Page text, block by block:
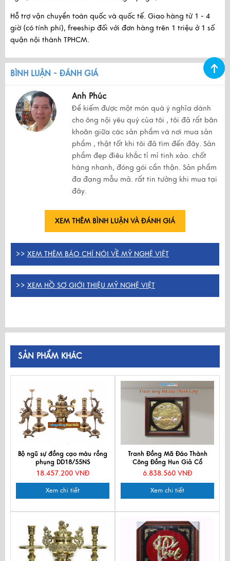
Hỗ trợ vận chuyển toàn quốc và quốc tế. Giao hàng từ 1 - 4
giờ (có tính phí), freeship đối với đơn hàng trên 1 triệu ở 1 số
quận nội thành TPHCM.
BÌNH LUẬN - ĐÁNH GIÁ
Anh Phúc
Để kiếm được một món quà ý nghĩa dành
cho ông nội yêu quý của tôi , tôi đã rất băn
khoăn giữa các sản phẩm và nơi mua sản
phẩm , thật tốt khi tôi đã tìm đến đây. Sản
phẩm đẹp điêu khắc tỉ mỉ tinh xảo. chốt
hàng nhanh, đóng gói cẩn thận. Sản phẩm
đa đạng mẫu mã. rất tin tưởng khi mua tại
đây.
XEM THÊM BÌNH LUẬN VÀ ĐÁNH GIÁ
>> XEM THÊM BÁO CHÍ NÓI VỀ MỸ NGHỆ VIỆT
>> XEM HỒ SƠ GIỚI THIỆU MỸ NGHỆ VIỆT
SẢN PHẨM KHÁC
Bộ ngũ sự đồng cạo màu rồng
phụng DD18/55NS
18.457.200 VNĐ
Xem chi tiết
Tranh Đồng Mã Đáo Thành
Công Đồng Hun Giả Cổ
DD8282/1
6.838.560 VNĐ
Xem chi tiết